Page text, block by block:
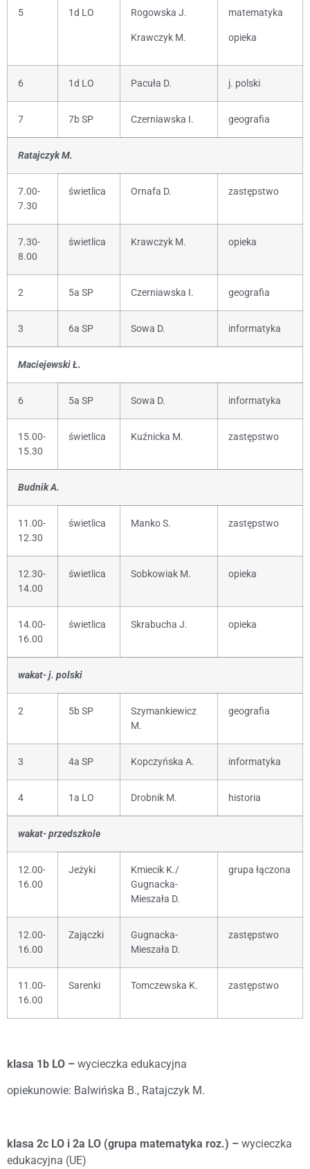
5 1d LO Rogowska J.
Krawczyk M.
matematyka
opieka
6 1d LO Pacuła D. j. polski
7 7b SP Czerniawska I. geografia
Ratajczyk M.
7.00-
7.30
świetlica Ornafa D. zastępstwo
7.30-
8.00
świetlica Krawczyk M. opieka
2 5a SP Czerniawska I. geografia
3 6a SP Sowa D. informatyka
Maciejewski Ł.
6 5a SP Sowa D. informatyka
15.00-
15.30
świetlica Kuźnicka M. zastępstwo
Budnik A.
11.00-
12.30
świetlica Manko S. zastępstwo
12.30-
14.00
świetlica Sobkowiak M. opieka
14.00-
16.00
świetlica Skrabucha J. opieka
wakat- j. polski
2 5b SP
Szymankiewicz
M.
geografia
3 4a SP Kopczyńska A. informatyka
4 1a LO Drobnik M. historia
wakat- przedszkole
12.00-
16.00
Jeżyki
Kmiecik K./
Gugnacka-
Mieszała D.
grupa łączona
12.00-
16.00
Zajączki
Gugnacka-
Mieszała D.
zastępstwo
11.00-
16.00
Sarenki Tomczewska K. zastępstwo
klasa 1b LO – wycieczka edukacyjna
opiekunowie: Balwińska B., Ratajczyk M.
klasa 2c LO i 2a LO (grupa matematyka roz.) – wycieczka
edukacyjna (UE)